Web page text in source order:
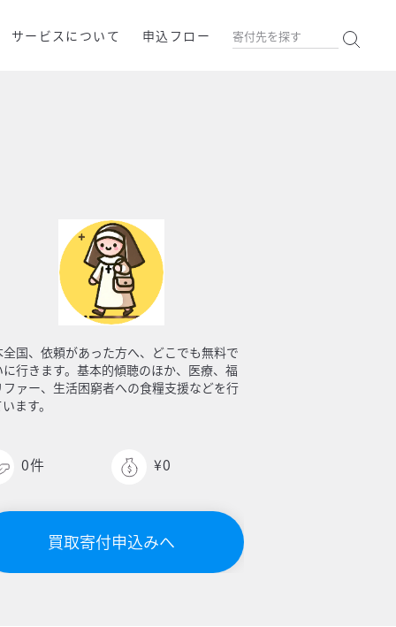
サービスについて 申込フロー
全国、依頼があった方へ、どこでも無料で
に行きます。基本的傾聴のほか、医療、福
ファー、生活困窮者への食糧支援などを行
ます。
0件 ¥0
買取寄付申込みへ